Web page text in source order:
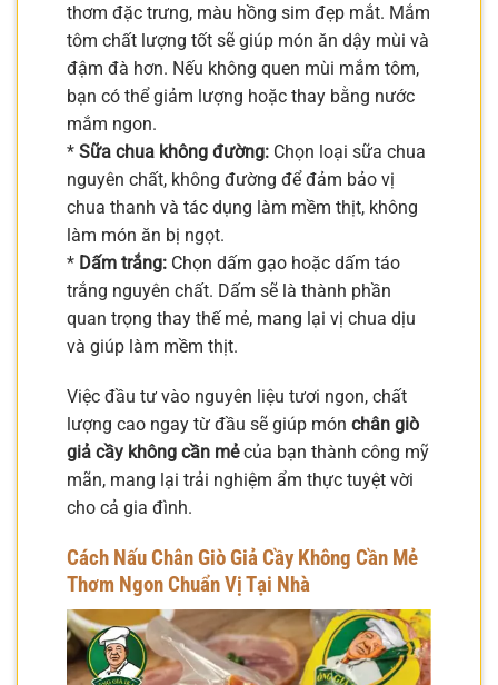
thơm đặc trưng, màu hồng sim đẹp mắt. Mắm
tôm chất lượng tốt sẽ giúp món ăn dậy mùi và
đậm đà hơn. Nếu không quen mùi mắm tôm,
bạn có thể giảm lượng hoặc thay bằng nước
mắm ngon.
* Sữa chua không đường: Chọn loại sữa chua
nguyên chất, không đường để đảm bảo vị
chua thanh và tác dụng làm mềm thịt, không
làm món ăn bị ngọt.
* Dấm trắng: Chọn dấm gạo hoặc dấm táo
trắng nguyên chất. Dấm sẽ là thành phần
quan trọng thay thế mẻ, mang lại vị chua dịu
và giúp làm mềm thịt.
Việc đầu tư vào nguyên liệu tươi ngon, chất
lượng cao ngay từ đầu sẽ giúp món chân giò
giả cầy không cần mẻcủa bạn thành công mỹ
mãn, mang lại trải nghiệm ẩm thực tuyệt vời
cho cả gia đình.
Cách Nấu Chân Giò Giả Cầy Không Cần Mẻ
Thơm Ngon Chuẩn Vị Tại Nhà